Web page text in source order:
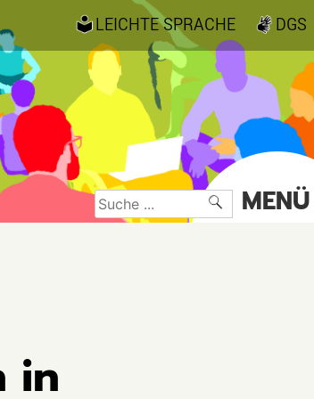
DGS
LEICHTE SPRACHE
Suche
nach:
MENÜ
in